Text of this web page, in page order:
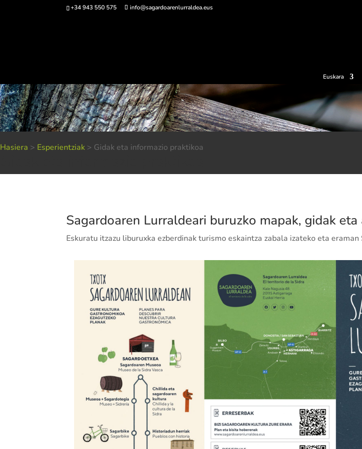
+34 943 550 575 info@sagardoarenlurraldea.eus
Euskara
Hasiera > Esperientziak > Gidak eta informazio praktikoa
Sagardoaren Lurraldeari buruzko mapak, gidak
Eskuratu itzazu liburuxka ezberdinak turismo eskaintza zabala izateko eta